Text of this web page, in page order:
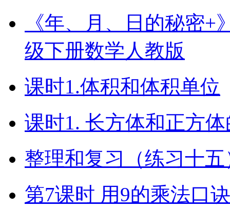
《年、月、日的秘密+
级下册数学人教版
课时1.体积和体积单位
课时1. 长方体和正方
整理和复习（练习十五
第7课时 用9的乘法口